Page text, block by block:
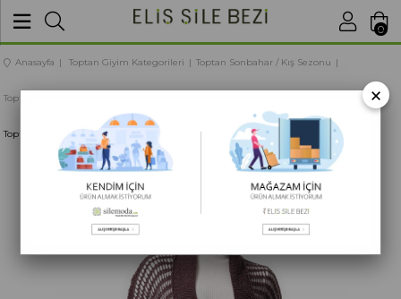
BU SİTEDE
0
Anasayfa Toptan Giyim Kategorileri Toptan Sonbahar / Kış Sezonu
Toptan Kadın Giyim Sonbahar / Kış
Toptan Uzun Kol Ümran Ajurlu Triko Hırka Koyu Mürdüm
×